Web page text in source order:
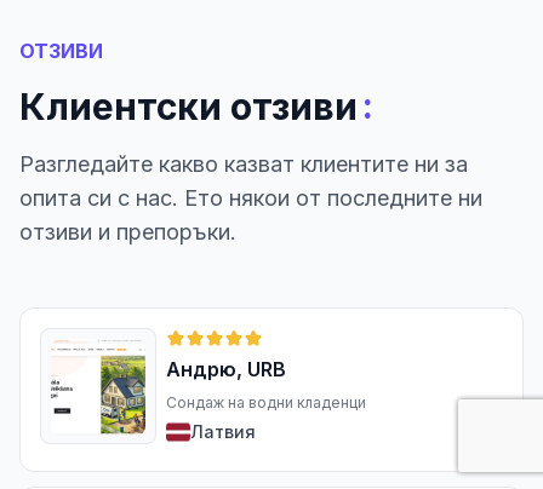
ОТЗИВИ
Клиентски отзиви :
Разгледайте какво казват клиентите ни за
опита си с нас. Ето някои от последните ни
отзиви и препоръки.
Андрю, URB
Сондаж на водни кладенци
Латвия